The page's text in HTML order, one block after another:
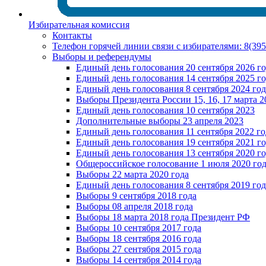
Избирательная комиссия
Контакты
Телефон горячей линии связи с избирателями:
Выборы и референдумы
Единый день голосования 20 сентября 2026
Единый день голосования 14 сентября 2025
Единый день голосования 8 сентября 2024
Выборы Президента России 15, 16, 17 марта
Единый день голосования 10 сентября 2023
Дополнительные выборы 23 апреля 2023
Единый день голосования 11 сентября 2022
Единый день голосования 19 сентября 2021
Единый день голосования 13 сентября 2020
Общероссийское голосование 1 июля 2020
Выборы 22 марта 2020 года
Единый день голосования 8 сентября 2019
Выборы 9 сентября 2018 года
Выборы 08 апреля 2018 года
Выборы 18 марта 2018 года Президент РФ
Выборы 10 сентября 2017 года
Выборы 18 сентября 2016 года
Выборы 27 сентября 2015 года
Выборы 14 сентября 2014 года